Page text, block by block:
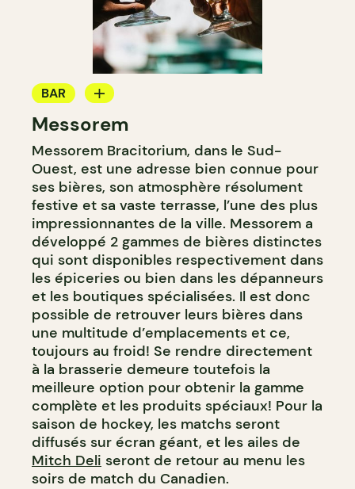
BAR
MICROBRASSERIE
Messorem
Messorem Bracitorium, dans le Sud-
Ouest, est une adresse bien connue pour
ses bières, son atmosphère résolument
festive et sa vaste terrasse, l’une des plus
impressionnantes de la ville. Messorem a
développé 2 gammes de bières distinctes
qui sont disponibles respectivement dans
les épiceries ou bien dans les dépanneurs
et les boutiques spécialisées. Il est donc
possible de retrouver leurs bières dans
une multitude d’emplacements et ce,
toujours au froid! Se rendre directement
à la brasserie demeure toutefois la
meilleure option pour obtenir la gamme
complète et les produits spéciaux! Pour la
saison de hockey, les matchs seront
diffusés sur écran géant, et les ailes de
Mitch Deli seront de retour au menu les
soirs de match du Canadien.